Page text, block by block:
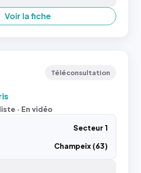
Voir la fiche
Téléconsultation
· En vidéo
Secteur 1
Champeix (63)